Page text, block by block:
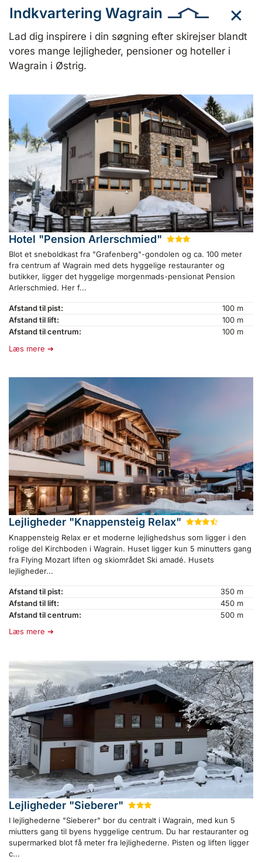
Indkvartering Wagrain
Lad dig inspirere i din søgning efter skirejser blandt
vores mange lejligheder, pensioner og hoteller i
Wagrain i Østrig.
Hotel "Pension Arlerschmied" ★★
Blot et sneboldkast fra "Grafenberg"-gondolen og ca. 100 meter
fra centrum af Wagrain med dets hyggelige restauranter og
butikker, ligger det hyggelige morgenmads-pensionat Pension
Arlerschmied. Her f...
Afstand til pist:
100 m
Afstand til lift:
100 m
Afstand til centrum:
100 m
Læs mere
Lejligheder "Knappensteig Relax" ★★★
Knappensteig Relax er et moderne lejlighedshus som ligger i den
rolige del Kirchboden i Wagrain. Huset ligger kun 5 minutters gang
fra Flying Mozart liften og skiområdet Ski amadé. Husets
lejligheder...
Afstand til pist:
350 m
Afstand til lift:
450 m
Afstand til centrum:
500 m
Læs mere
Lejligheder "Sieberer" ★★
I lejlighederne "Sieberer" bor du centralt i Wagrain, med kun 5
miutters gang til byens hyggelige centrum. Du har restauranter og
supermarked blot få meter fra lejlighederne. Pisten og liften ligger
c...